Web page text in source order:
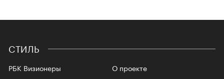
СТИЛЬ
РБК Визионеры
О проекте